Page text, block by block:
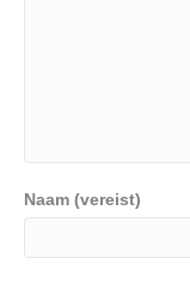
Naam (vereist)